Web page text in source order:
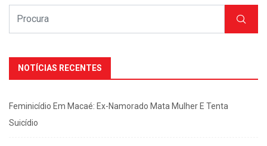
NOTÍCIAS RECENTES
Feminicídio Em Macaé: Ex-Namorado Mata Mulher E Tenta
Suicídio